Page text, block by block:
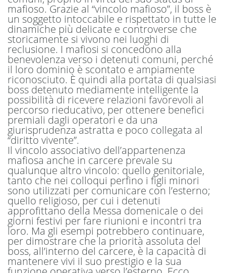
mafioso. Grazie al “vincolo mafioso”, il boss è
un soggetto intoccabile e rispettato in tutte le
dinamiche più delicate e controverse che
storicamente si vivono nei luoghi di
reclusione. I mafiosi si concedono alla
benevolenza verso i detenuti comuni, perché
il loro dominio è scontato e ampiamente
riconosciuto. È quindi alla portata di qualsiasi
boss detenuto mediamente intelligente la
possibilità di ricevere relazioni favorevoli al
percorso rieducativo, per ottenere benefici
premiali dagli operatori e da una
giurisprudenza astratta e poco collegata al
“diritto vivente”.
Il vincolo associativo dell’appartenenza
mafiosa anche in carcere prevale su
qualunque altro vincolo: quello genitoriale,
tanto che nei colloqui perfino i figli minori
sono utilizzati per comunicare con l’esterno;
quello religioso, per cui i detenuti
approfittano della Messa domenicale o dei
giorni festivi per fare riunioni e incontri tra
loro. Ma gli esempi potrebbero continuare,
per dimostrare che la priorità assoluta del
boss, all’interno del carcere, è la capacità di
mantenere vivi il suo prestigio e la sua